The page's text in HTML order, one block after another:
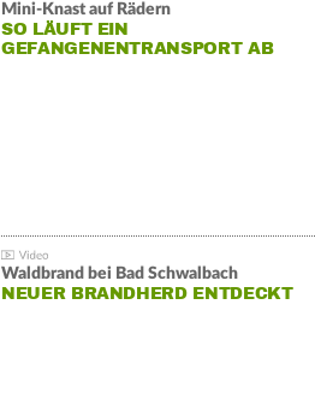
Mini-Knast auf Rädern
SO LÄUFT EIN
GEFANGENENTRANSPORT AB
Waldbrand bei Bad Schwalbach
NEUER BRANDHERD ENTDECKT